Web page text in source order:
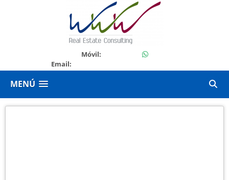
Móvil:
Email:
MENÚ